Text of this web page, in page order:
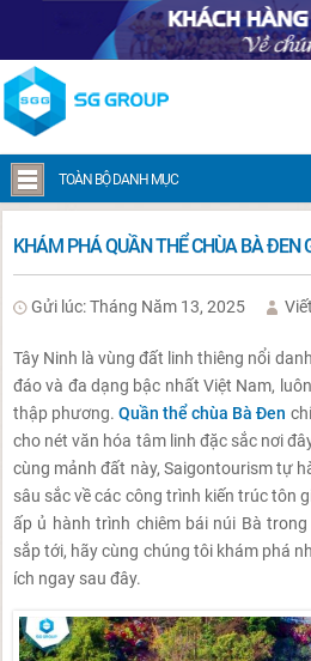
TOÀN BỘ DANH MỤC
Trang chủ
KHÁM PHÁ QUẦN THỂ CHÙA BÀ ĐEN
Gửi lúc: Tháng Năm 13, 2025
Tây Ninh là vùng đất linh thiêng nổi
đáo và đa dạng bậc nhất Việt Nam,
thập phương.Quần thể chùa Bà Đen
cho nét văn hóa tâm linh đặc sắc nơi
cùng mảnh đất này, Saigontourism tự
sâu sắc về các công trình kiến trúc tôn
ấp ủ hành trình chiêm bái núi Bà
sắp tới, hãy cùng chúng tôi khám phá
ích ngay sau đây.